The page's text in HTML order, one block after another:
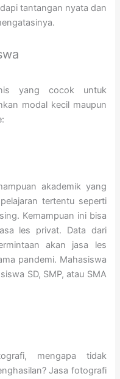
tantangan nyata dan
yang cocok untuk
modal kecil maupun
akademik yang
tertentu seperti
Kemampuan ini bisa
les privat. Data dari
akan jasa les
pandemi. Mahasiswa
SD, SMP, atau SMA
mengapa tidak
Jasa fotografi